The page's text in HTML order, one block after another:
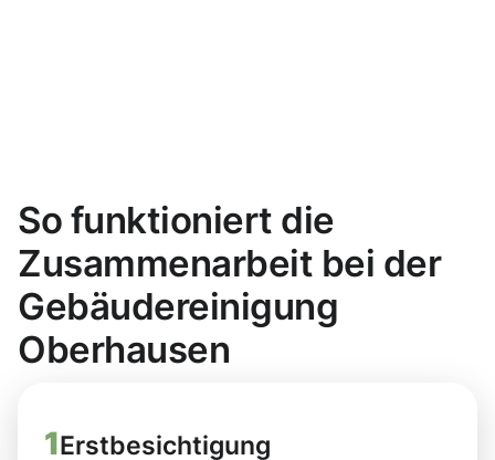
So funktioniert die
Zusammenarbeit bei der
Gebäudereinigung
Oberhausen
1Erstbesichtigung